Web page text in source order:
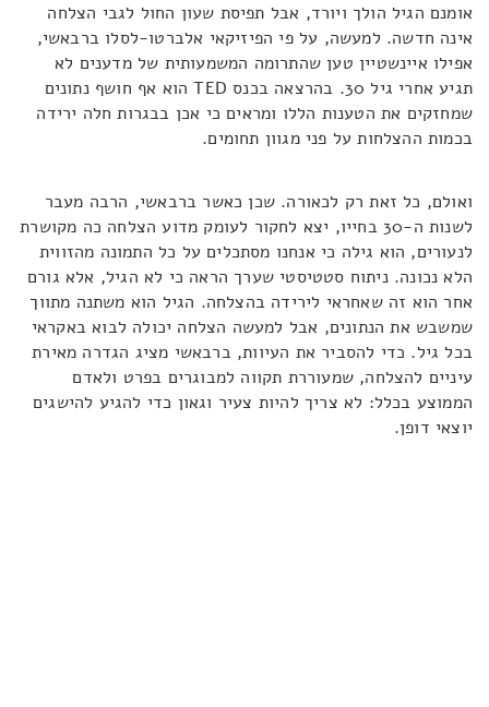
אומנם הגיל הולך ויורד, אבל תפיסת שעון החול לגבי הצלחה
אינה חדשה. למעשה, על פי הפיזיקאי אלברטו-לסלו ברבאשי,
אפילו איינשטיין טען שהתרומה המשמעותית של מדענים לא
תגיע אחרי גיל 30. בהרצאה בכנס TED הוא אף חושף נתונים
שמחזקים את הטענות הללו ומראים כי אכן בבגרות חלה ירידה
בכמות ההצלחות על פני מגוון תחומים.
ואולם, כל זאת רק לכאורה. שכן כאשר ברבאשי, הרבה מעבר
לשנות ה-30 בחייו, יצא לחקור לעומק מדוע הצלחה כה מקושרת
לנעורים, הוא גילה כי אנחנו מסתכלים על כל התמונה מהזווית
הלא נכונה. ניתוח סטטיסטי שערך הראה כי לא הגיל, אלא גורם
אחר הוא זה שאחראי לירידה בהצלחה. הגיל הוא משתנה מתווך
שמשבש את הנתונים, אבל למעשה הצלחה יכולה לבוא באקראי
בכל גיל. כדי להסביר את העיוות, ברבאשי מציג הגדרה מאירת
עיניים להצלחה, שמעוררת תקווה למבוגרים בפרט ולאדם
הממוצע בכלל: לא צריך להיות צעיר וגאון כדי להגיע להישגים
יוצאי דופן.